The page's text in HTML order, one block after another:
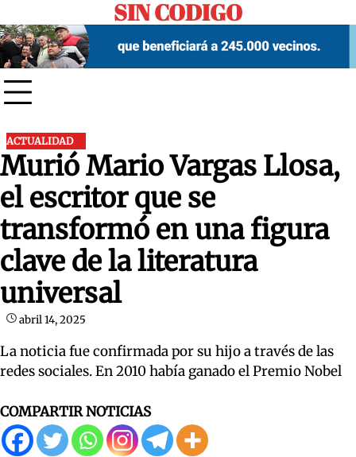
to
content
SIN CODIGO
ACTUALIDAD
Murió Mario Vargas Llosa,
el escritor que se
transformó en una figura
clave de la literatura
universal
abril 14, 2025
La noticia fue confirmada por su hijo a través de las
redes sociales. En 2010 había ganado el Premio Nobel
COMPARTIR NOTICIAS